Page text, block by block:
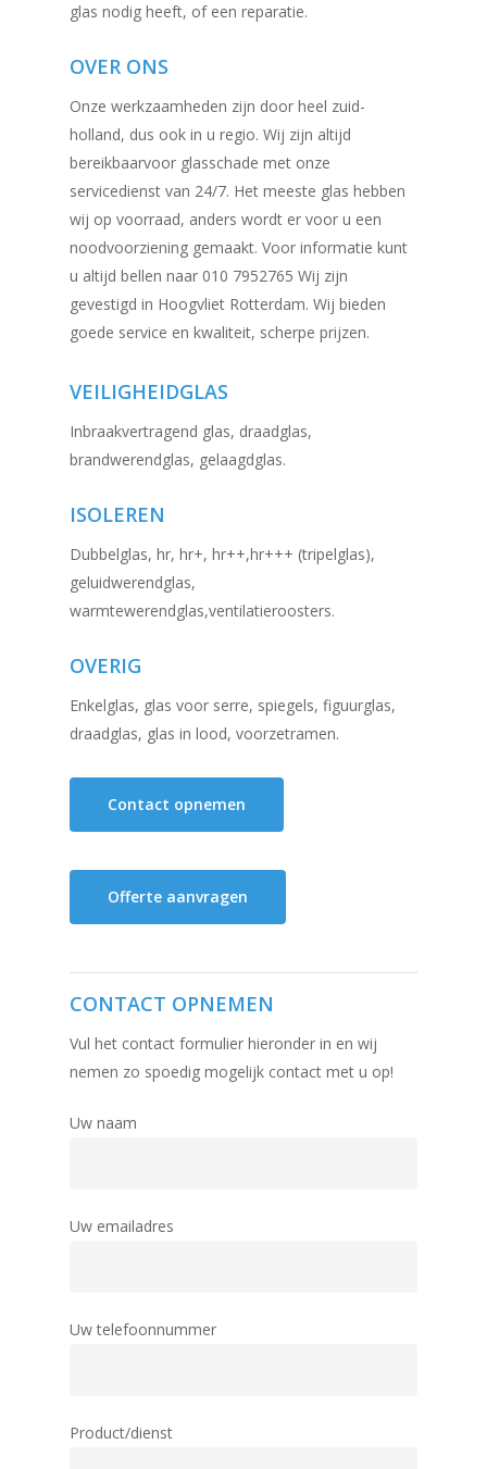
glas nodig heeft, of een reparatie.
OVER ONS
Onze werkzaamheden zijn door heel zuid-
holland, dus ook in u regio. Wij zijn altijd
bereikbaarvoor glasschade met onze
servicedienst van 24/7. Het meeste glas hebben
wij op voorraad, anders wordt er voor u een
noodvoorziening gemaakt. Voor informatie kunt
u altijd bellen naar 010 7952765 Wij zijn
gevestigd in Hoogvliet Rotterdam. Wij bieden
goede service en kwaliteit, scherpe prijzen.
VEILIGHEIDGLAS
Inbraakvertragend glas, draadglas,
brandwerendglas, gelaagdglas.
ISOLEREN
Dubbelglas, hr, hr+, hr++,hr+++ (tripelglas),
geluidwerendglas,
warmtewerendglas,ventilatieroosters.
OVERIG
Enkelglas, glas voor serre, spiegels, figuurglas,
draadglas, glas in lood, voorzetramen.
Contact opnemen
Offerte aanvragen
CONTACT OPNEMEN
Vul het contact formulier hieronder in en wij
nemen zo spoedig mogelijk contact met u op!
Uw naam
Uw emailadres
Uw telefoonnummer
Product/dienst
Home